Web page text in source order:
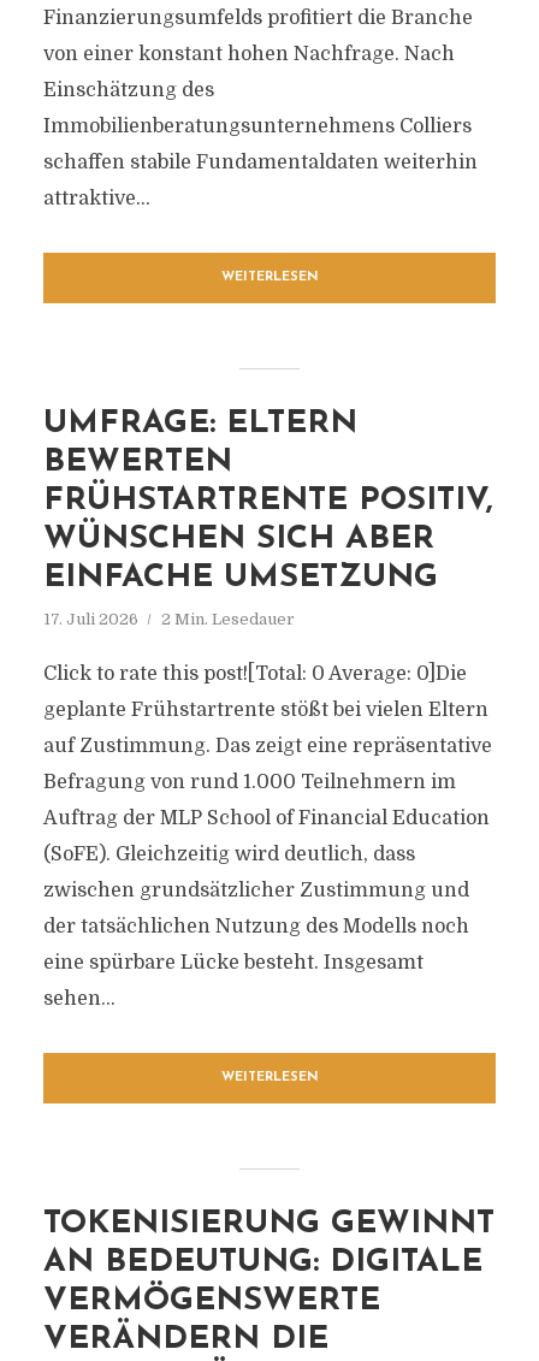
Finanzierungsumfelds profitiert die Branche
von einer konstant hohen Nachfrage. Nach
Einschätzung des
Immobilienberatungsunternehmens Colliers
schaffen stabile Fundamentaldaten weiterhin
attraktive...
WEITERLESEN
UMFRAGE: ELTERN
BEWERTEN
FRÜHSTARTRENTE POSITIV,
WÜNSCHEN SICH ABER
EINFACHE UMSETZUNG
17. Juli 2026 2 Min. Lesedauer
Click to rate this post![Total: 0 Average: 0]Die
geplante Frühstartrente stößt bei vielen Eltern
auf Zustimmung. Das zeigt eine repräsentative
Befragung von rund 1.000 Teilnehmern im
Auftrag der MLP School of Financial Education
(SoFE). Gleichzeitig wird deutlich, dass
zwischen grundsätzlicher Zustimmung und
der tatsächlichen Nutzung des Modells noch
eine spürbare Lücke besteht. Insgesamt
sehen...
WEITERLESEN
TOKENISIERUNG GEWINNT
AN BEDEUTUNG: DIGITALE
VERMÖGENSWERTE
VERÄNDERN DIE